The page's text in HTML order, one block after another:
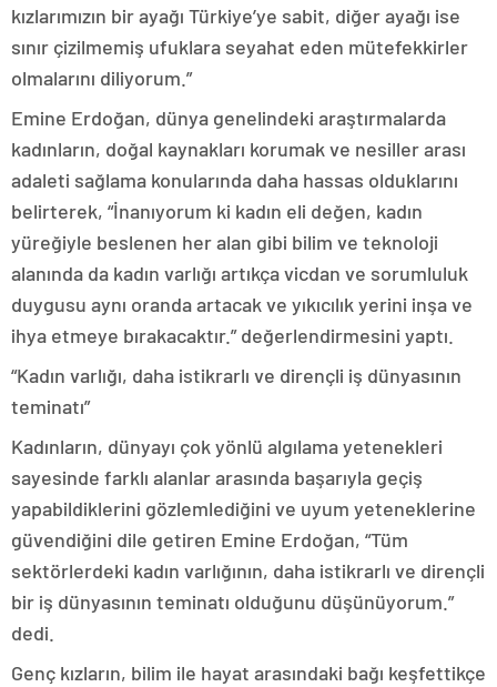
kızlarımızın bir ayağı Türkiye’ye sabit, diğer ayağı ise
sınır çizilmemiş ufuklara seyahat eden mütefekkirler
olmalarını diliyorum.”
Emine Erdoğan, dünya genelindeki araştırmalarda
kadınların, doğal kaynakları korumak ve nesiller arası
adaleti sağlama konularında daha hassas olduklarını
belirterek, “İnanıyorum ki kadın eli değen, kadın
yüreğiyle beslenen her alan gibi bilim ve teknoloji
alanında da kadın varlığı artıkça vicdan ve sorumluluk
duygusu aynı oranda artacak ve yıkıcılık yerini inşa ve
ihya etmeye bırakacaktır.” değerlendirmesini yaptı.
“Kadın varlığı, daha istikrarlı ve dirençli iş dünyasının
teminatı”
Kadınların, dünyayı çok yönlü algılama yetenekleri
sayesinde farklı alanlar arasında başarıyla geçiş
yapabildiklerini gözlemlediğini ve uyum yeteneklerine
güvendiğini dile getiren Emine Erdoğan, “Tüm
sektörlerdeki kadın varlığının, daha istikrarlı ve dirençli
bir iş dünyasının teminatı olduğunu düşünüyorum.”
dedi.
Genç kızların, bilim ile hayat arasındaki bağı keşfettikçe